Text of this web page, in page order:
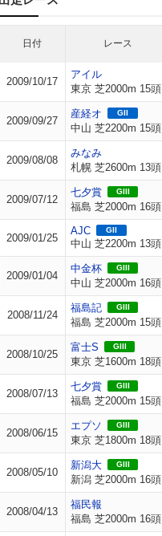
日付 レース
2009/10/17
アイル
東京 芝2000m 15頭
2009/09/27
産経オ GII
中山 芝2200m 15頭
2009/08/08
みなみ
札幌 芝2600m 13頭
2009/07/12
七夕賞 GIII
福島 芝2000m 16頭
2009/01/25
AJC GII
中山 芝2200m 13頭
2009/01/04
中金杯 GIII
中山 芝2000m 16頭
2008/11/24
福島記 GIII
福島 芝2000m 15頭
2008/10/25
富士S GIII
東京 芝1600m 18頭
2008/07/13
七夕賞 GIII
福島 芝2000m 15頭
2008/06/15
エプソ GIII
東京 芝1800m 18頭
2008/05/10
新潟大 GIII
新潟 芝2000m 16頭
2008/04/13
福民報
福島 芝2000m 16頭